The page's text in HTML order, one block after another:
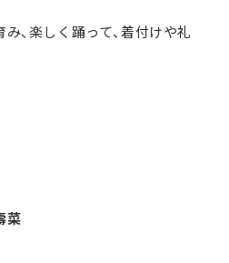
、楽しく踊って、着付けや礼
菜